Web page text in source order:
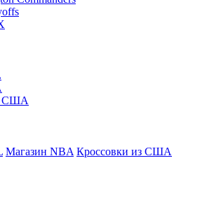
США
Магазин NBA Кроссовки из США